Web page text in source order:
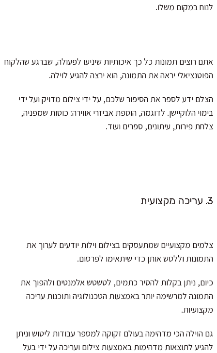
לנוח במקום משלו.
אתם רוצים תמונות כל כך איכותיות שיניעו לפעולה, שברגע שהלקוח
הפוטנציאלי יראה את התמונה, הוא ירצה להגיע לוילה.
הצלם ידע לספר את הסיפור שלכם, על ידי צילום מדויק ועל ידי
בימוי הלוקיישן. לדוגמה, הוספת אביזרי אווירה: כוסות שמפניה,
צלחת פירות, עיתונים, ספרים ועוד.
3. עריכה מקצועית
צלמים מקצועיים שמתעסקים בצילום וילות יודעים לערוך את
התמונות וללטש אותן כדי שיתאימו לפרסום.
כיום, ניתן בקלות להסיר כתמים, לטשטש אלמנטים ולהפוך את
התמונה למרשימה יותר באמצעות הטכנולוגיה ותוכנות עריכה
מקצועיות.
גם הוילה הכי מדהימה בעולם זקוקה למספר עבודות ליטוש וניתן
להגיע לתוצאות מדהימות באמצעות צילום ועריכה על ידי בעל